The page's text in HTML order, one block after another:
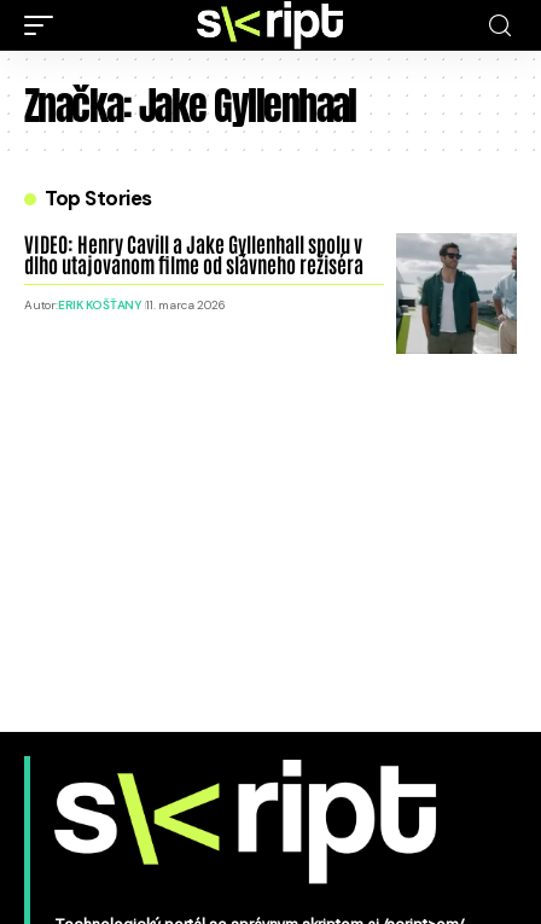
Značka:Jake Gyllenhaal
Top Stories
VIDEO: Henry Cavill a Jake Gyllenhall spolu v
dlho utajovanom filme od slávneho režiséra
Autor:ERIK KOŠŤANY 11. marca 2026